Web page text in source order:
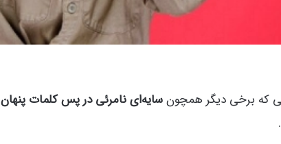
که برخی دیگر همچونسایه‌ای نامرئی در پس کلمات پنهان